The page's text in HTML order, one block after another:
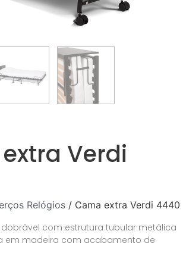
Verdi
Relógios / Cama extra Verdi 4440
dobrável com estrutura tubular metálica
em madeira com acabamento de